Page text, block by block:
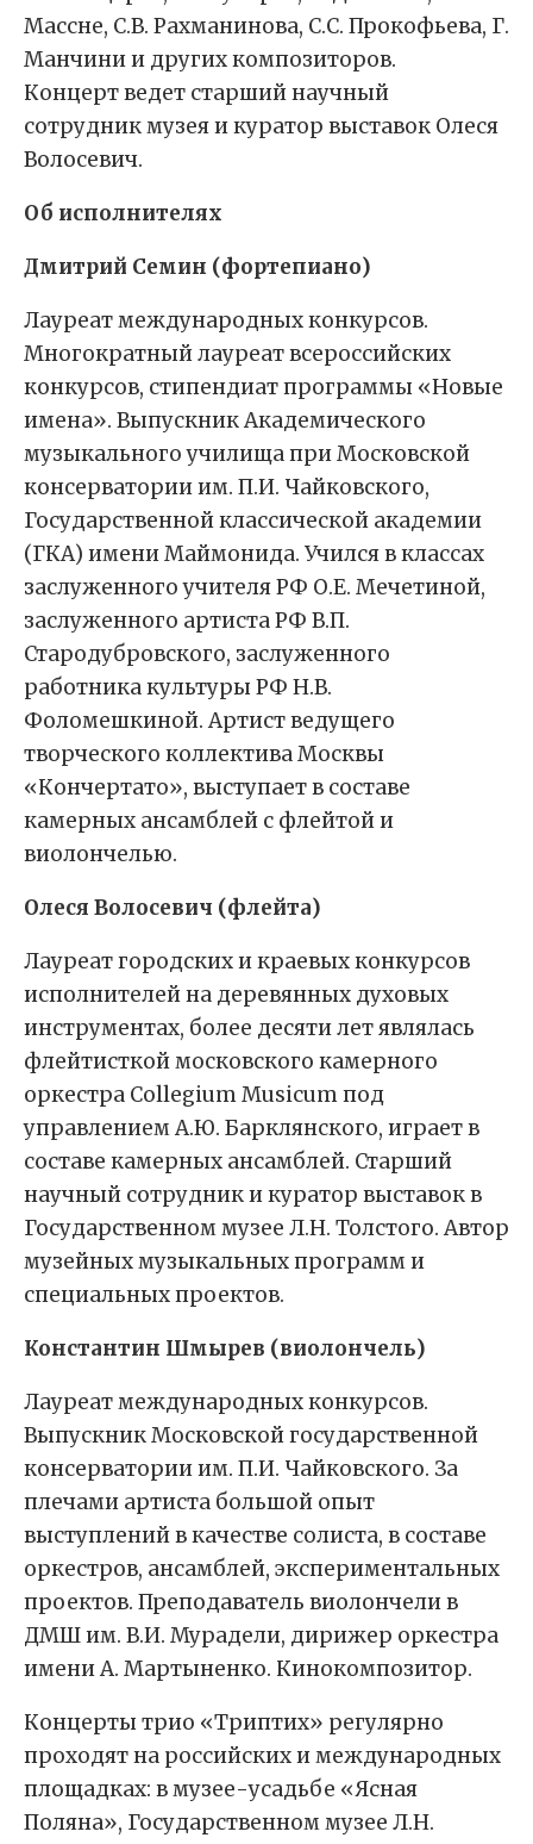
Массне, С.В. Рахманинова, С.С. Прокофьева, Г.
Манчини и других композиторов.
Концерт ведет старший научный
сотрудник музея и куратор выставок Олеся
Волосевич.
Об исполнителях
Дмитрий Семин (фортепиано)
Лауреат международных конкурсов.
Многократный лауреат всероссийских
конкурсов, стипендиат программы «Новые
имена». Выпускник Академического
музыкального училища при Московской
консерватории им. П.И. Чайковского,
Государственной классической академии
(ГКА) имени Маймонида. Учился в классах
заслуженного учителя РФ О.Е. Мечетиной,
заслуженного артиста РФ В.П.
Стародубровского, заслуженного
работника культуры РФ Н.В.
Фоломешкиной. Артист ведущего
творческого коллектива Москвы
«Кончертато», выступает в составе
камерных ансамблей с флейтой и
виолончелью.
Олеся Волосевич (флейта)
Лауреат городских и краевых конкурсов
исполнителей на деревянных духовых
инструментах, более десяти лет являлась
флейтисткой московского камерного
оркестра Collegium Musicum под
управлением А.Ю. Барклянского, играет в
составе камерных ансамблей. Старший
научный сотрудник и куратор выставок в
Государственном музее Л.Н. Толстого. Автор
музейных музыкальных программ и
специальных проектов.
Константин Шмырев (виолончель)
Лауреат международных конкурсов.
Выпускник Московской государственной
консерватории им. П.И. Чайковского. За
плечами артиста большой опыт
выступлений в качестве солиста, в составе
оркестров, ансамблей, экспериментальных
проектов. Преподаватель виолончели в
ДМШ им. В.И. Мурадели, дирижер оркестра
имени А. Мартыненко. Кинокомпозитор.
Концерты трио «Триптих» регулярно
проходят на российских и международных
площадках: в музее-усадьбе «Ясная
Поляна», Государственном музее Л.Н.